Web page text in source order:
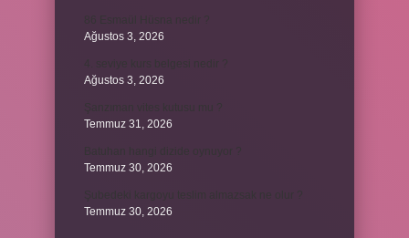
Ağustos 3, 2026
Ağustos 3, 2026
Temmuz 31, 2026
Temmuz 30, 2026
Temmuz 30, 2026